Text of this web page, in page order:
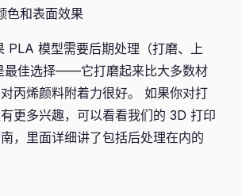
色和表面效果
PLA 模型需要后期处理（打磨、上
最佳选择——它打磨起来比大多数材
丙烯颜料附着力很好。 如果你对打
更多兴趣，可以看看我们的 3D 打印
，里面详细讲了包括后处理在内的